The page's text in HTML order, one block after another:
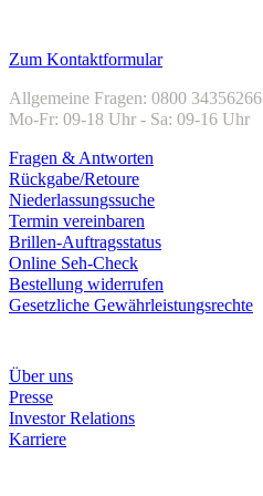
Zum Kontaktformular
Allgemeine Fragen: 0800 34356266
Mo-Fr: 09-18 Uhr - Sa: 09-16 Uhr
Fragen & Antworten
Rückgabe/Retoure
Niederlassungssuche
Termin vereinbaren
Brillen-Auftragsstatus
Online Seh-Check
Bestellung widerrufen
Gesetzliche Gewährleistungsrechte
Über uns
Presse
Investor Relations
Karriere